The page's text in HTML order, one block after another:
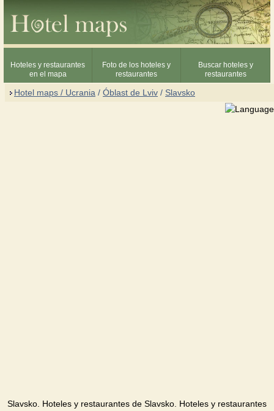
Hoteles y restaurantes
en el mapa
Foto de los hoteles y
restaurantes
Buscar hoteles y
restaurantes
Hotel maps / Ucrania / Óblast de Lviv / Slavsko
Slavsko. Hoteles y restaurantes de Slavsko. Hoteles y restaurantes